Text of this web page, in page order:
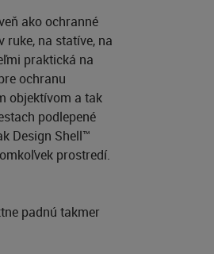
ako ochranné
na statíve, na
praktická na
ochranu
objektívom a tak
podlepené
Design Shell™
prostredí.
padnú takmer